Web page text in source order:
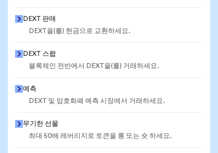
DEXT 판매
DEXT을(를) 현금으로 교환하세요.
DEXT 스왑
블록체인 전반에서 DEXT을(를) 거래하세요.
예측
DEXT 및 암호화폐 예측 시장에서 거래하세요.
무기한 선물
최대 50배 레버리지로 토큰을 롱 또는 숏 하세요.